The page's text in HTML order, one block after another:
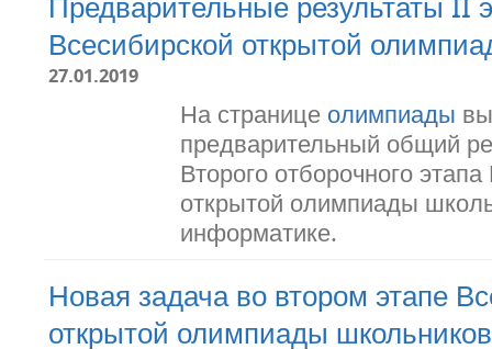
Всесибирской открытой
27.01.2019
На странице олимпиады
предварительный общий
Второго отборочного
открытой олимпиады
информатике.
Новая задача во втором этапе
открытой олимпиады школьников